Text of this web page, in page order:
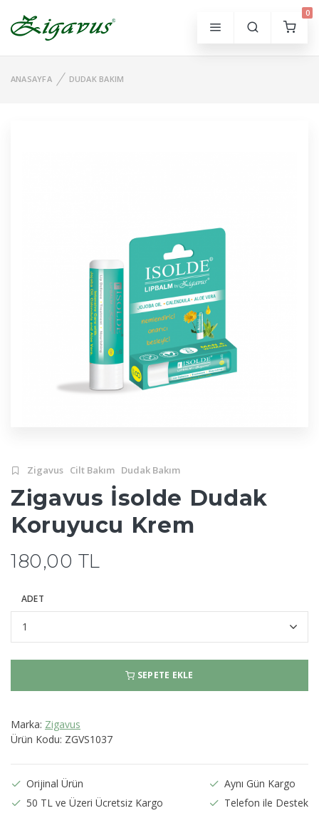
0
ANASAYFA DUDAK BAKIM
Zigavus Cilt Bakım Dudak Bakım
Zigavus İsolde Dudak
Koruyucu Krem
180,00 TL
ADET
SEPETE EKLE
Marka: Zigavus
Ürün Kodu: ZGVS1037
Orijinal Ürün
50 TL ve Üzeri Ücretsiz Kargo
Aynı Gün Kargo
Telefon ile Destek